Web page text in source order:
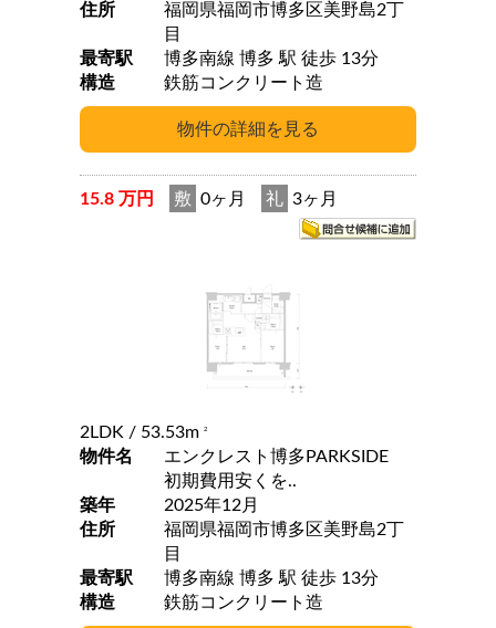
住所
福岡県福岡市博多区美野島2丁
目
最寄駅
博多南線 博多 駅 徒歩 13分
構造
鉄筋コンクリート造
15.8 万円 敷 0ヶ月 礼 3ヶ月
2LDK / 53.53m 2
物件名
エンクレスト博多PARKSIDE
初期費用安くを..
築年
2025年12月
住所
福岡県福岡市博多区美野島2丁
目
最寄駅
博多南線 博多 駅 徒歩 13分
構造
鉄筋コンクリート造